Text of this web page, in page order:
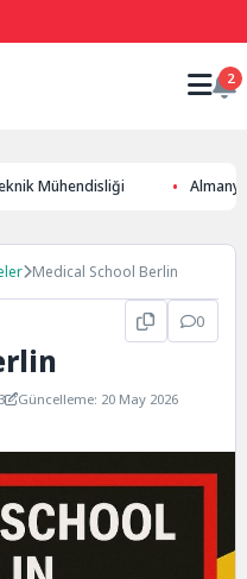
2
Almanya’nın
Medical School Berlin
0
Güncelleme: 20 May 2026